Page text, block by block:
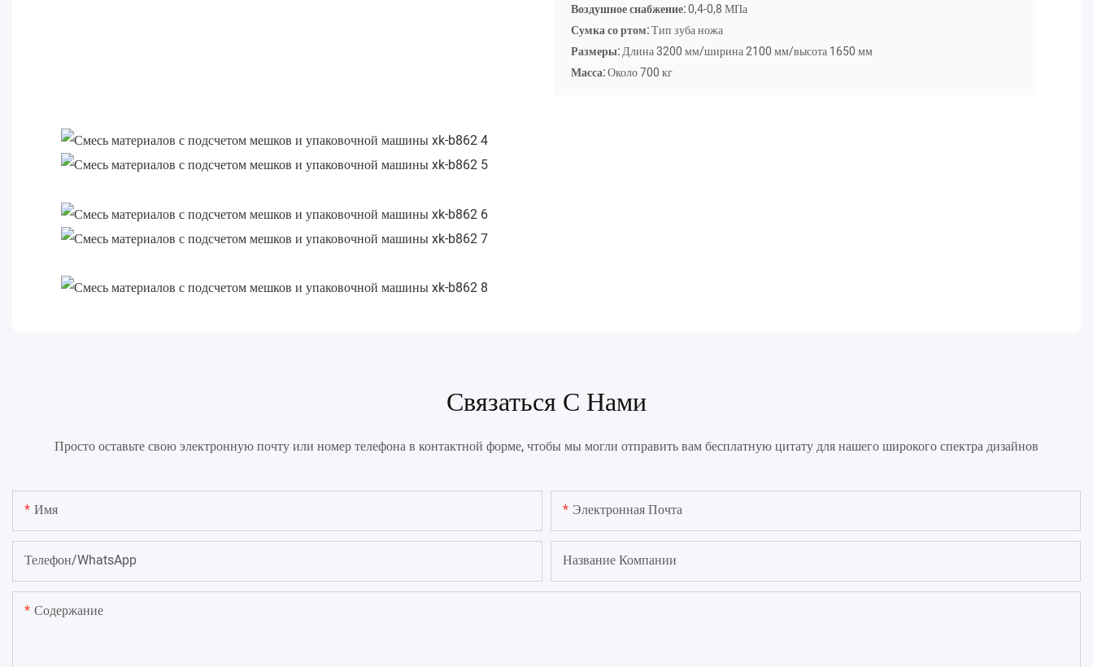
Воздушное снабжение:0,4-0,8 МПа
Сумка со ртом:Тип зуба ножа
Размеры:Длина 3200 мм/ширина 2100 мм/высота 1650 мм
Масса:Около 700 кг
Связаться С Нами
Просто оставьте свою электронную почту или номер телефона в контактной форме, чтобы мы могли отправить вам бесплатную цитату для нашего широкого спектра дизайнов
Имя Электронная Почта
Телефон/WhatsApp Название Компании
Содержание